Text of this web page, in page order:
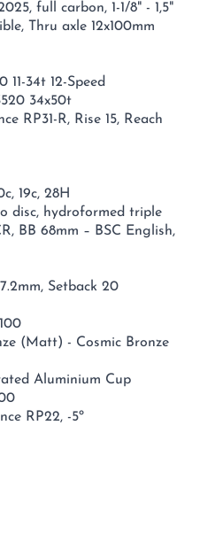
full carbon, 1-1/8" - 1,5"
Thru axle 12x100mm
11-34t 12-Speed
34x50t
RP31-R, Rise 15, Reach
19c, 28H
disc, hydroformed triple
BB 68mm – BSC English,
Setback 20
(Matt) - Cosmic Bronze
Aluminium Cup
RP22, -5º